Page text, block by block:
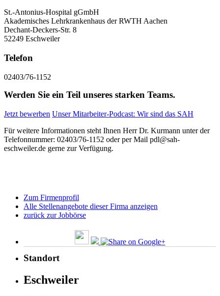
St.-Antonius-Hospital gGmbH
Akademisches Lehrkrankenhaus der RWTH Aachen
Dechant-Deckers-Str. 8
52249 Eschweiler
Telefon
02403/76-1152
Werden Sie ein Teil unseres starken Teams.
Jetzt bewerben Unser Mitarbeiter-Podcast: Wir sind das SAH
Für weitere Informationen steht Ihnen Herr Dr. Kurmann unter der
Telefonnummer: 02403/76-1152 oder per Mail pdl@sah-
eschweiler.de gerne zur Verfügung.
Zum Firmenprofil
Alle Stellenangebote dieser Firma anzeigen
zurück zur Jobbörse
Standort
Eschweiler